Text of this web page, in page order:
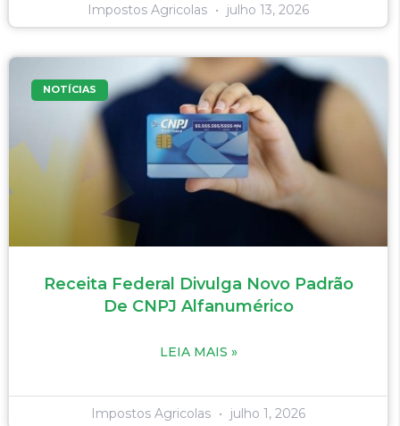
Impostos Agricolas julho 13, 2026
NOTÍCIAS
Receita Federal Divulga Novo Padrão
De CNPJ Alfanumérico
LEIA MAIS »
Impostos Agricolas julho 1, 2026